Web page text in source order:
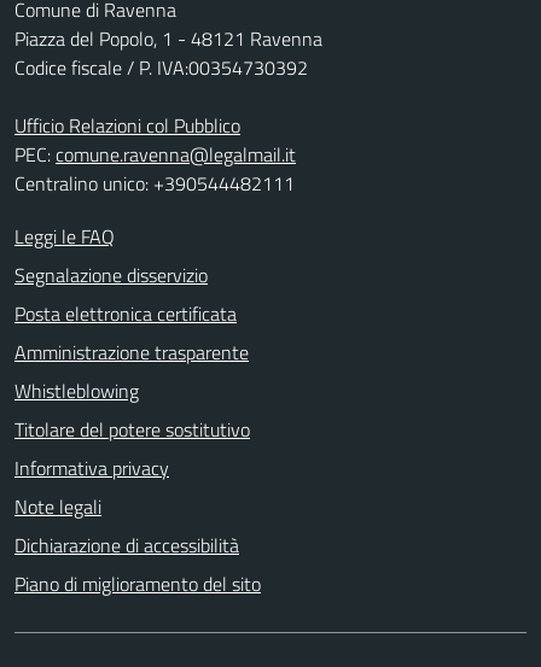
Comune di Ravenna
Piazza del Popolo, 1 - 48121 Ravenna
Codice fiscale / P. IVA:00354730392
Ufficio Relazioni col Pubblico
PEC:comune.ravenna@legalmail.it
Centralino unico: +390544482111
Leggi le FAQ
Segnalazione disservizio
Posta elettronica certificata
Amministrazione trasparente
Whistleblowing
Titolare del potere sostitutivo
Informativa privacy
Note legali
Dichiarazione di accessibilità
Piano di miglioramento del sito